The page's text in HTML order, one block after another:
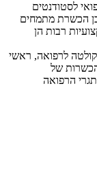
לסטודנטים
הכשרת מתמחים
רבות הן
לרפואה, ראשי
של
הרפואה